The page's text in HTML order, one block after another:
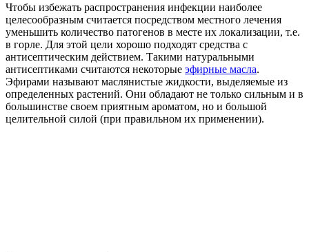
Чтобы избежать распространения инфекции наиболее
целесообразным считается посредством местного лечения
уменьшить количество патогенов в месте их локализации, т.е.
в горле. Для этой цели хорошо подходят средства с
антисептическим действием. Такими натуральными
антисептиками считаются некоторые эфирные масла.
Эфирами называют маслянистые жидкости, выделяемые из
определенных растений. Они обладают не только сильным и в
большинстве своем приятным ароматом, но и большой
целительной силой (при правильном их применении).